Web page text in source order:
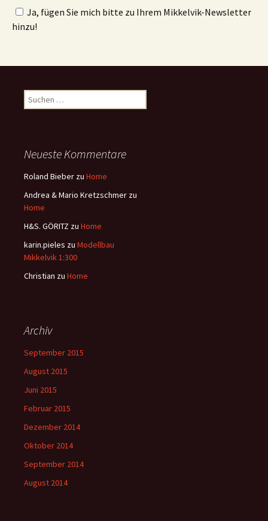
Ja, fügen Sie mich bitte zu Ihrem Mikkelvik-Newsletter
hinzu!
Suchen
nach:
Neueste Kommentare
Roland Bieber zu Home
Andrea & Mario Kretzschmer zu
Home
H&S. GÖRITZ zu Home
karin.pieles zu Modellbau
Mikkelvik 1:300
Christian zu Home
Archiv
September 2015
August 2015
Juni 2015
Februar 2015
Dezember 2014
Oktober 2014
September 2014
August 2014